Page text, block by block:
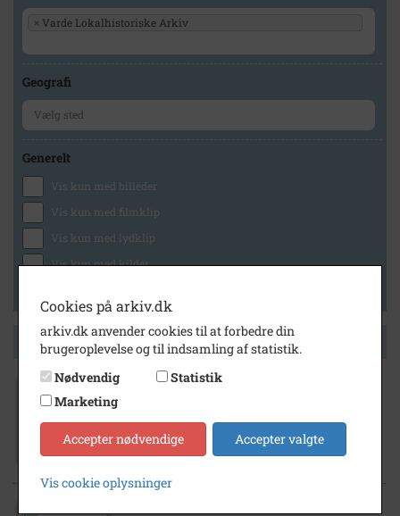
× Varde Lokalhistoriske Arkiv
Geografi
Generelt
Vis kun med billeder
Vis kun med filmklip
Vis kun med lydklip
Vis kun med kilder
Side 1 af 1
1908-1995
Cookies på arkiv.dk
arkiv.dk anvender cookies til at forbedre din
brugeroplevelse og til indsamling af statistik.
Nødvendig
Statistik
Marketing
Accepter nødvendige Accepter valgte
Vis cookie oplysninger